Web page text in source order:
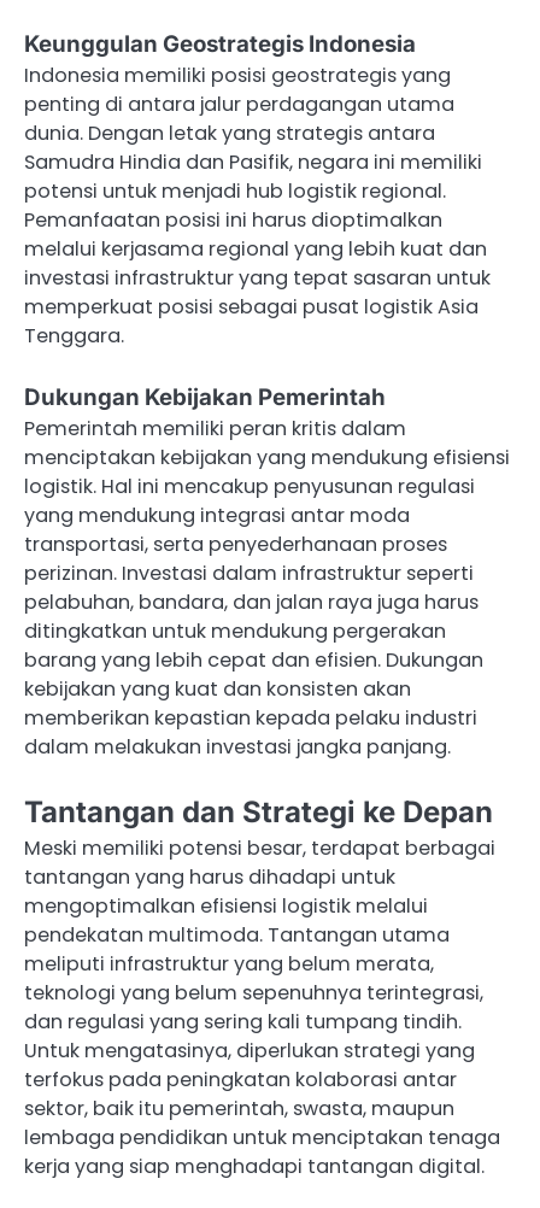
Keunggulan Geostrategis Indonesia
Indonesia memiliki posisi geostrategis yang
penting di antara jalur perdagangan utama
dunia. Dengan letak yang strategis antara
Samudra Hindia dan Pasifik, negara ini memiliki
potensi untuk menjadi hub logistik regional.
Pemanfaatan posisi ini harus dioptimalkan
melalui kerjasama regional yang lebih kuat dan
investasi infrastruktur yang tepat sasaran untuk
memperkuat posisi sebagai pusat logistik Asia
Tenggara.
Dukungan Kebijakan Pemerintah
Pemerintah memiliki peran kritis dalam
menciptakan kebijakan yang mendukung efisiensi
logistik. Hal ini mencakup penyusunan regulasi
yang mendukung integrasi antar moda
transportasi, serta penyederhanaan proses
perizinan. Investasi dalam infrastruktur seperti
pelabuhan, bandara, dan jalan raya juga harus
ditingkatkan untuk mendukung pergerakan
barang yang lebih cepat dan efisien. Dukungan
kebijakan yang kuat dan konsisten akan
memberikan kepastian kepada pelaku industri
dalam melakukan investasi jangka panjang.
Tantangan dan Strategi ke Depan
Meski memiliki potensi besar, terdapat berbagai
tantangan yang harus dihadapi untuk
mengoptimalkan efisiensi logistik melalui
pendekatan multimoda. Tantangan utama
meliputi infrastruktur yang belum merata,
teknologi yang belum sepenuhnya terintegrasi,
dan regulasi yang sering kali tumpang tindih.
Untuk mengatasinya, diperlukan strategi yang
terfokus pada peningkatan kolaborasi antar
sektor, baik itu pemerintah, swasta, maupun
lembaga pendidikan untuk menciptakan tenaga
kerja yang siap menghadapi tantangan digital.